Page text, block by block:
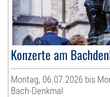
Konzerte am
Montag, 06.07.2026 bis
Bach-Denkmal